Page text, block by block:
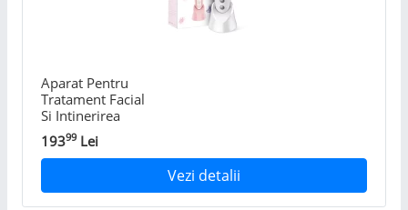
Aparat Pentru
Tratament Facial
Si Intinerirea
Pielii Cristalis
Sale ™, 7 in 1, 3
Viteze,
Rid, Masaj Facial,
19399Lei
Vezi detalii